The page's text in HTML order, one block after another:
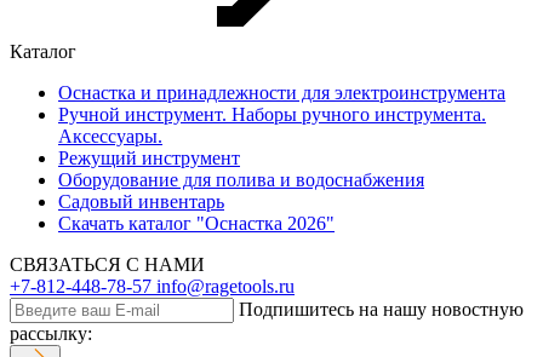
Каталог
Оснастка и принадлежности для электроинструмента
Ручной инструмент. Наборы ручного инструмента.
Аксессуары.
Режущий инструмент
Оборудование для полива и водоснабжения
Садовый инвентарь
Скачать каталог "Оснастка 2026"
СВЯЗАТЬСЯ С НАМИ
+7-812-448-78-57 info@ragetools.ru
Подпишитесь на нашу новостную
рассылку: